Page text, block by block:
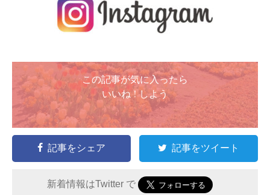
この記事が気に入ったら
いいね ! しよう
記事をシェア 記事をツイート
新着情報はTwitter で